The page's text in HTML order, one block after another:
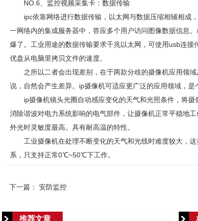
NO.6、监控视频采集卡：数据传输
ipc依靠网络进行数据传输，以太网与数据压缩相辅相成
一网络内的集成服务器中，答应多个用户访问图像数据信息
爆了。工业用途的数据传输要求千兆以太网，可使用usb连
优盘从电脑里拷贝文件的速度。
之所以二者会出现差别，在于两款分歧的摄像机应用领
说，自然会产生差异。ip摄像机可适应更广泛的应用领域，是
ip摄像机镜头光圈自动感应变化的天气和光照条件，将
消除谐波对电力系统影响的电气部件，让摄像机正常平稳地
外光时灵敏度最高。具有耐高温的特性。
工业摄像机在处理不断变化的天气和光线时难度较大，
系，只支持正常0℃~50℃下工作。
下一篇： 安防监控
推荐文章